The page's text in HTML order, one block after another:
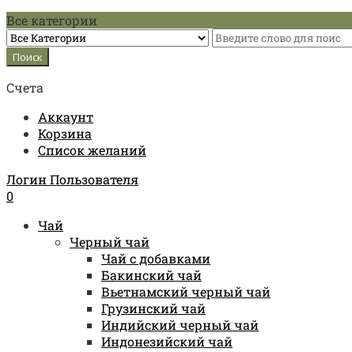
Все категории
Счета
Аккаунт
Корзина
Список желаний
Логин Пользователя
0
Чай
Черный чай
Чай с добавками
Бакинский чай
Вьетнамский черный чай
Грузинский чай
Индийский черный чай
Индонезийский чай